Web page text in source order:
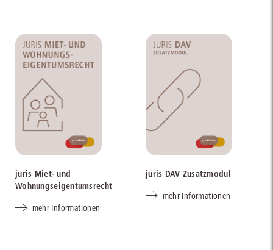
juris Miet- und
Wohnungseigentumsrecht
mehr Informationen
juris DAV Zusatzmodul
mehr Informationen